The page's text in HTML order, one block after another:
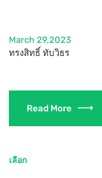
March 29,2023
ทรงสิทธิ์ ทับวิธร
Read More
เลือก